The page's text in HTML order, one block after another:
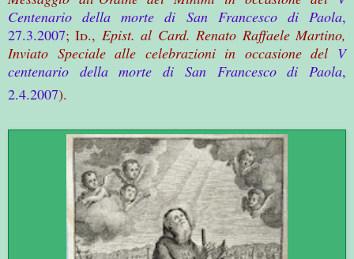
Centenario della morte di San Francesco di Paola,
27.3.2007;Id., Epist. al Card. Renato Raffaele Martino,
Inviato Speciale alle celebrazioni in occasione del V
centenario della morte di San Francesco di Paola,
2.4.2007).